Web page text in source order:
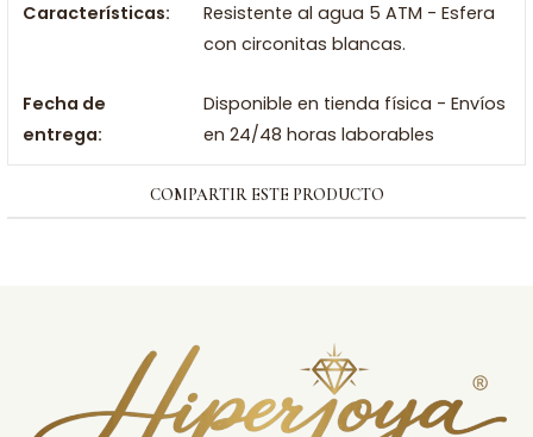
Características:
Resistente al agua 5 ATM - Esfera
con circonitas blancas.
Fecha de
entrega:
Disponible en tienda física - Envíos
en 24/48 horas laborables
COMPARTIR ESTE PRODUCTO